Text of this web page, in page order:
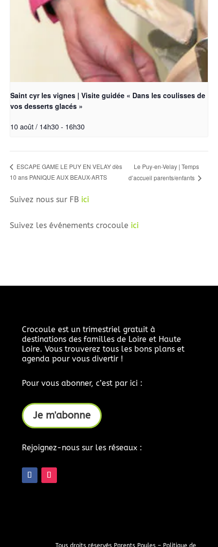
Saint cyr les vignes | Visite guidée « Dans les coulisses de
vos desserts glacés »
10 août / 14h30- 16h30
ESCAPE GAME LE PUY EN VELAY dès
10 ans PANIQUE AUX BEAUX-ARTS
Le Puy-en-Velay | Temps
d’accueil parents/enfants
Suivez nous sur FB ici
Suivez les événements crocoule ici
Crocoule est un trimestriel gratuit à
destinations des familles de Loire et Haute
Loire. Vous trouverez tous les bons plans et
agenda pour vous divertir !
Pour vous abonner, c’est par ici :
Je m'abonne
Rejoignez-nous sur les réseaux :
Tous droits réservés Parents Poules – Politique de